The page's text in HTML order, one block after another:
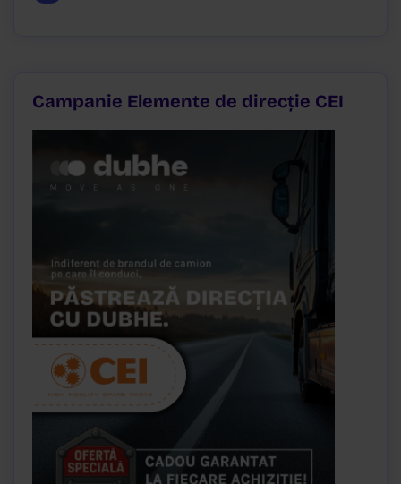
Campanie Elemente de direcție CEI